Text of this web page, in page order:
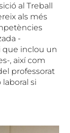
al Treball
als més
-
que inclou un
, així com
professorat
si